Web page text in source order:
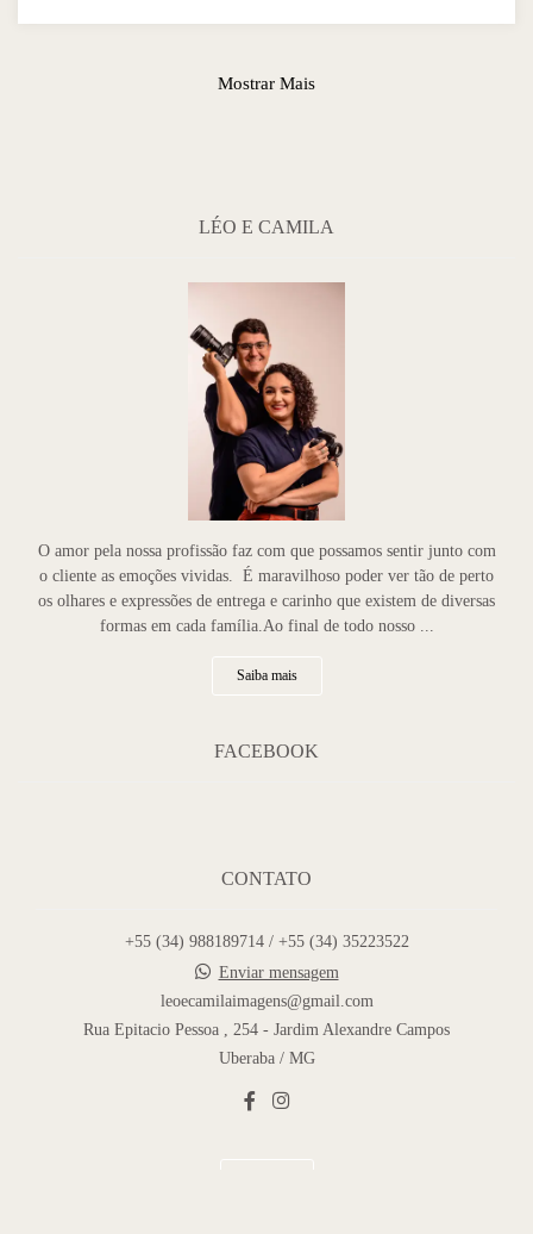
Mostrar Mais
LÉO E CAMILA
O amor pela nossa profissão faz com que possamos sentir junto com
o cliente as emoções vividas. É maravilhoso poder ver tão de perto
os olhares e expressões de entrega e carinho que existem de diversas
formas em cada família.Ao final de todo nosso ...
Saiba mais
FACEBOOK
CONTATO
+55 (34) 988189714 / +55 (34) 35223522
Enviar mensagem
leoecamilaimagens@gmail.com
Rua Epitacio Pessoa , 254 - Jardim Alexandre Campos
Uberaba / MG